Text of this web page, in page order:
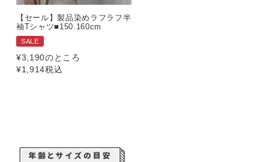
【セール】製品染めラフラフ半
袖Tシャツ■150.160cm
SALE
¥3,190のところ
¥1,914税込